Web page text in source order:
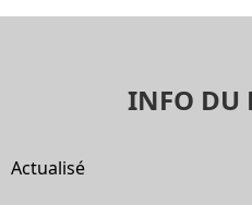
INFO DU
Actualisé